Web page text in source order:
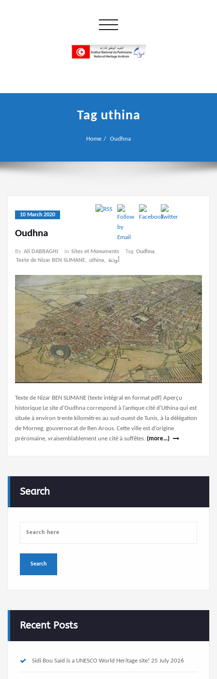
Toggle navigation
Tag uthina
Home Oudhna
10 March 2020
Oudhna
By Ali DABBAGHI in Sites et Monuments Tag Oudhna,
Texte de Nizar BEN SLIMANE, uthina, أوذنة
Texte de Nizar BEN SLIMANE (texte intégral en format pdf) Aperçu
historique Le site d’Oudhna correspond à l’antique cité d’Uthina qui est
située à environ trente kilomètres au sud-ouest de Tunis, à la délégation
de Morneg, gouvernorat de Ben Arous. Cette ville est d’origine
préromaine, vraisemblablement une cité à suffêtes. (more…)
Search
Recent Posts
Sidi Bou Saïd is a UNESCO World Heritage site! 25 July 2026